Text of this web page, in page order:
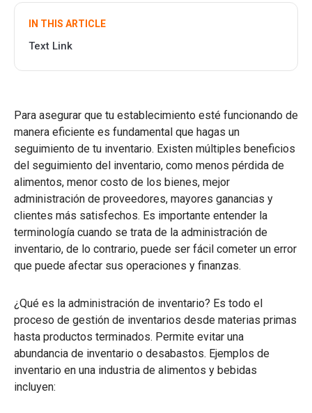
IN THIS ARTICLE
Text Link
Para asegurar que tu establecimiento esté funcionando de
manera eficiente es fundamental que hagas un
seguimiento de tu inventario. Existen múltiples beneficios
del seguimiento del inventario, como menos pérdida de
alimentos, menor costo de los bienes, mejor
administración de proveedores, mayores ganancias y
clientes más satisfechos. Es importante entender la
terminología cuando se trata de la administración de
inventario, de lo contrario, puede ser fácil cometer un error
que puede afectar sus operaciones y finanzas.
¿Qué es la administración de inventario? Es todo el
proceso de gestión de inventarios desde materias primas
hasta productos terminados. Permite evitar una
abundancia de inventario o desabastos. Ejemplos de
inventario en una industria de alimentos y bebidas
incluyen: